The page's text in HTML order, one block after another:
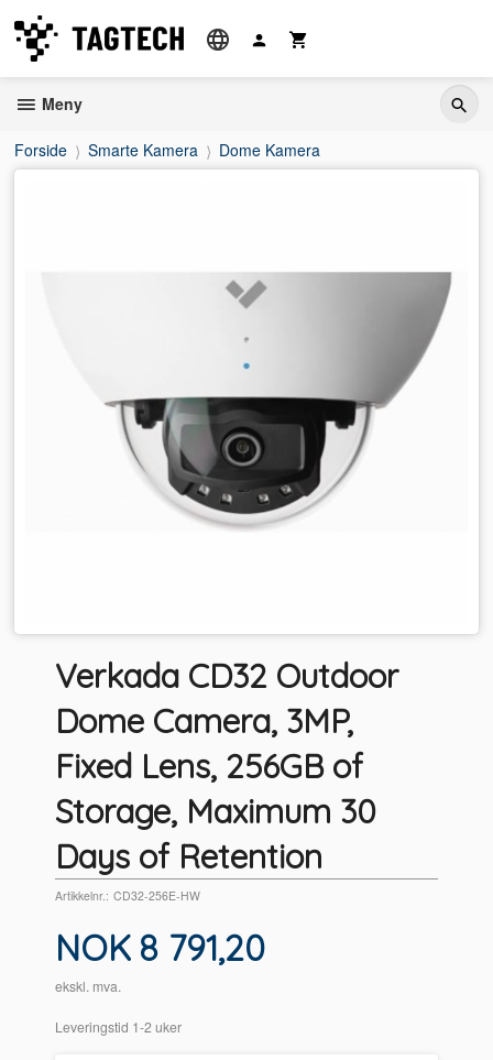
innholdet
Meny
Forside Smarte Kamera Dome Kamera
Verkada CD32 Outdoor
Dome Camera, 3MP,
Fixed Lens, 256GB of
Storage, Maximum 30
Days of Retention
Artikkelnr.: CD32-256E-HW
Pris
NOK 8 791,20
ekskl. mva.
Leveringstid 1-2 uker